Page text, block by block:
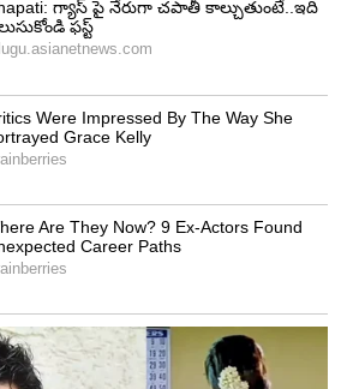
చేయడం విశేషం. బుమ్రా ఆ ఫోటో
రామ్ చరణ్ కి కౌంటర్ గా.. చాలా
ఆ ఫోటోని వాడుతుండటం
వస్తే.. ఇది భారీ పాన్ ఇండియా
దర్శకత్వం వహించగా, ఏ
అందించారు. క్రికెట్ నేపథ్యంలో
జూన్ 4 న ప్రేక్షకుల ముందుకు